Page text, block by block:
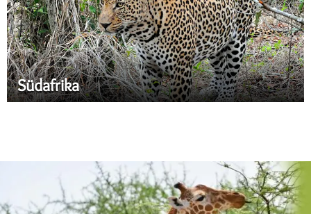
Südafrika